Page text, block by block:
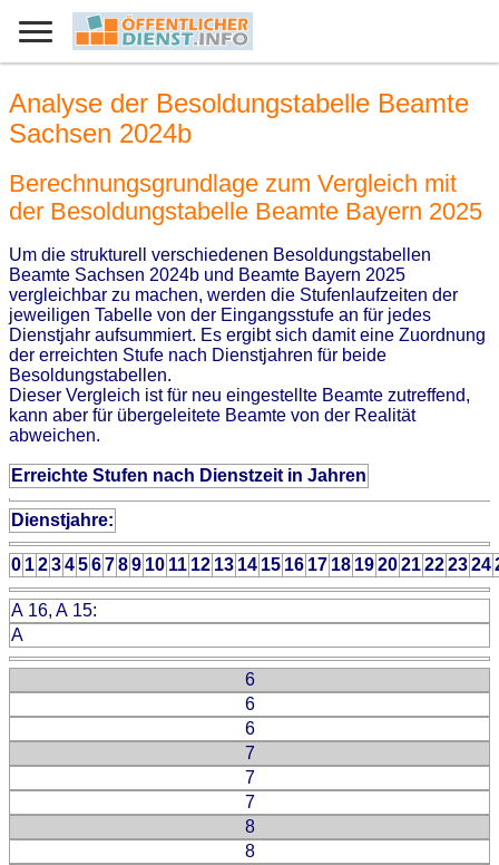
Analyse der Besoldungstabelle Beamte
Sachsen 2024b
Berechnungsgrundlage zum Vergleich mit
der Besoldungstabelle Beamte Bayern 2025
Um die strukturell verschiedenen Besoldungstabellen
Beamte Sachsen 2024b und Beamte Bayern 2025
vergleichbar zu machen, werden die Stufenlaufzeiten der
jeweiligen Tabelle von der Eingangsstufe an für jedes
Dienstjahr aufsummiert. Es ergibt sich damit eine Zuordnung
der erreichten Stufe nach Dienstjahren für beide
Besoldungstabellen.
Dieser Vergleich ist für neu eingestellte Beamte zutreffend,
kann aber für übergeleitete Beamte von der Realität
abweichen.
Erreichte Stufen nach Dienstzeit in Jahren
Dienstjahre:
0 123456789 10 11 12 13 14 15 16 17 18 192021222324
A 16, A 15:
A
6
6
6
7
7
7
8
8